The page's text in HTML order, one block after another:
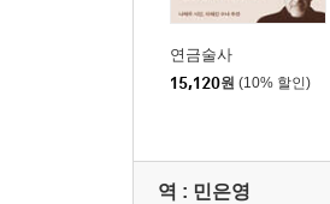
연금술사
15,120원 (10% 할인)
역 : 민은영